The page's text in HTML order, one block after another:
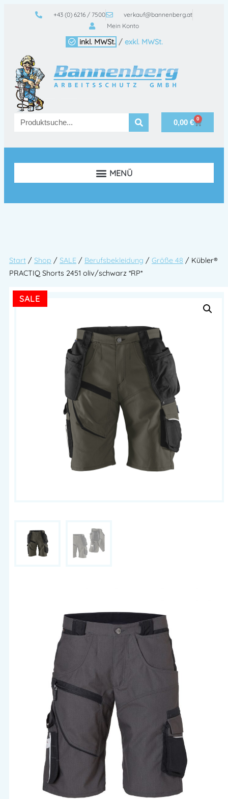
+43 (0) 6216 / 7500
verkauf@bannenberg.at
Mein Konto
inkl. MWSt. / exkl. MWSt.
0,00 € 0
Start / Shop / SALE / Berufsbekleidung / Größe 48 / Kübler®
PRACTIQ Shorts 2451 oliv/schwarz *RP*
SALE